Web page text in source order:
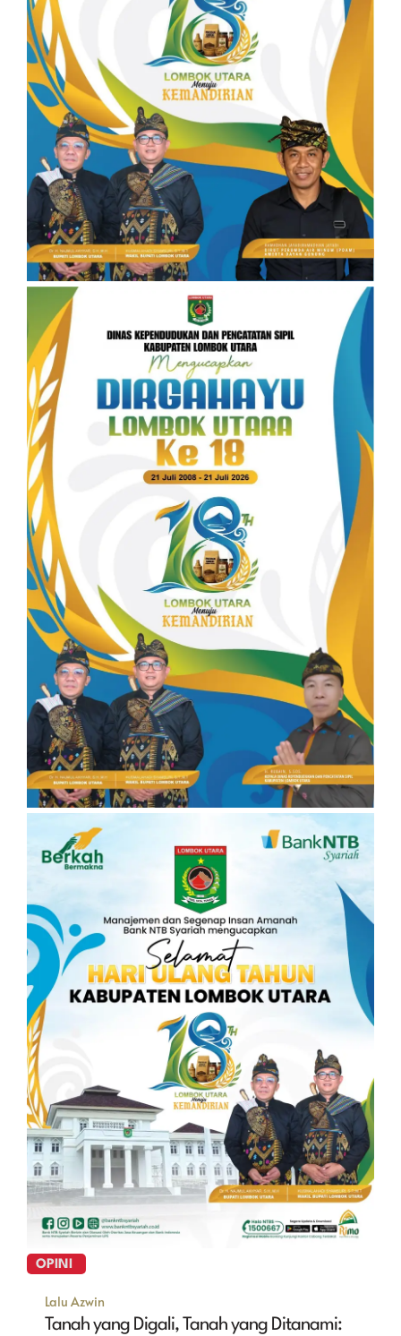
OPINI
Lalu Azwin
Tanah yang Digali, Tanah yang Ditanami: